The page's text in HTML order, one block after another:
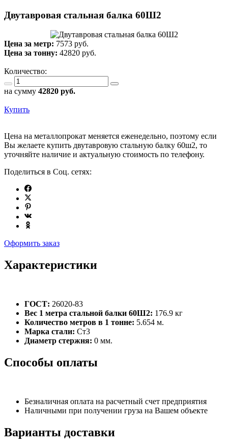
Двутавровая стальная балка 60Ш2
Цена за метр: 7573 руб.
Цена за тонну: 42820 руб.
Количество:
на сумму 42820 руб.
Купить
Цена на металлопрокат меняется еженедельно, поэтому если
Вы желаете купить двутавровую стальную балку 60ш2, то
уточняйте наличие и актуальную стоимость по телефону.
Поделиться в Соц. сетях:
Оформить заказ
Характеристики
ГОСТ: 26020-83
Вес 1 метра стальной балки 60Ш2: 176.9 кг
Количество метров в 1 тонне: 5.654 м.
Марка стали: Ст3
Диаметр стержня: 0 мм.
Способы оплаты
Безналичная оплата на расчетный счет предприятия
Наличными при получении груза на Вашем объекте
Варианты доставки